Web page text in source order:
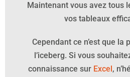
Maintenant vous avez tous
vos tableaux
Cependant ce n’est que la
l’iceberg. Si vous
connaissance sur Excel ,